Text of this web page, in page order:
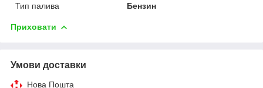
Тип палива
Бензин
Приховати
Умови доставки
Нова Пошта